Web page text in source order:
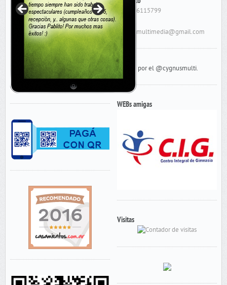
Contacto
Cel: 156115799
E-Mail:
Tweets por el @cygnusmulti.